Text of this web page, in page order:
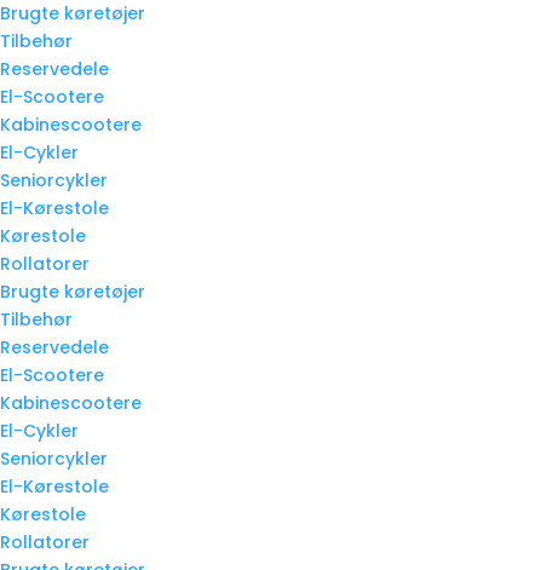
Brugte køretøjer
Tilbehør
Reservedele
El-Scootere
Kabinescootere
El-Cykler
Seniorcykler
El-Kørestole
Kørestole
Rollatorer
Brugte køretøjer
Tilbehør
Reservedele
El-Scootere
Kabinescootere
El-Cykler
Seniorcykler
El-Kørestole
Kørestole
Rollatorer